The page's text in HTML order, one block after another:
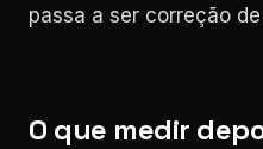
passa a ser correção
O que medir